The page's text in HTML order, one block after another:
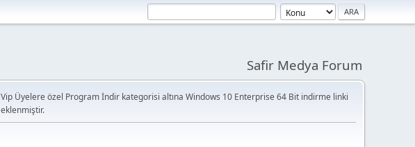
Safir Medya Forum
Vip Üyelere özel Program İndir kategorisi altına Windows 10 Enterprise 64 Bit indirme linki
eklenmiştir.